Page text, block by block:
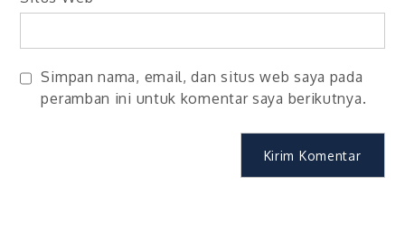
Simpan nama, email, dan situs web saya pada
peramban ini untuk komentar saya berikutnya.